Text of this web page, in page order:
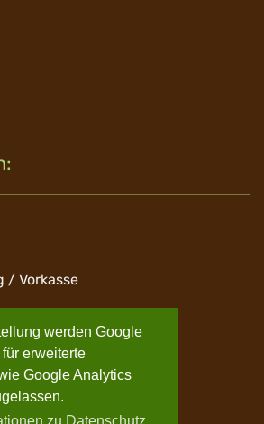
werden Google
erweiterte
Google Analytics
/ Vorkasse